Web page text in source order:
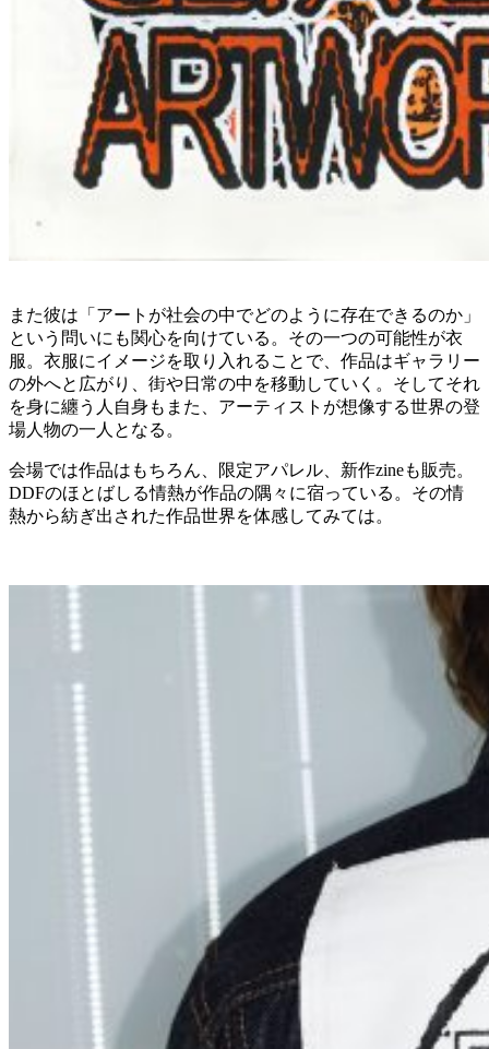
また彼は「アートが社会の中でどのように存在できるのか」
という問いにも関心を向けている。その一つの可能性が衣
服。衣服にイメージを取り入れることで、作品はギャラリー
の外へと広がり、街や日常の中を移動していく。そしてそれ
を身に纏う人自身もまた、アーティストが想像する世界の登
場人物の一人となる。
会場では作品はもちろん、限定アパレル、新作zineも販売。
DDFのほとばしる情熱が作品の隅々に宿っている。その情
熱から紡ぎ出された作品世界を体感してみては。